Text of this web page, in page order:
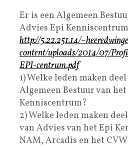
Er is een Algemeen
Advies Epi Kenniscentrum
http://5.22.251.14/
content/uploads/2014/07/
EPI-centrum.pdf
1) Welke leden maken
Algemeen Bestuur van
Kenniscentrum?
2) Welke leden maken
van Advies van het Epi
NAM, Arcadis en het